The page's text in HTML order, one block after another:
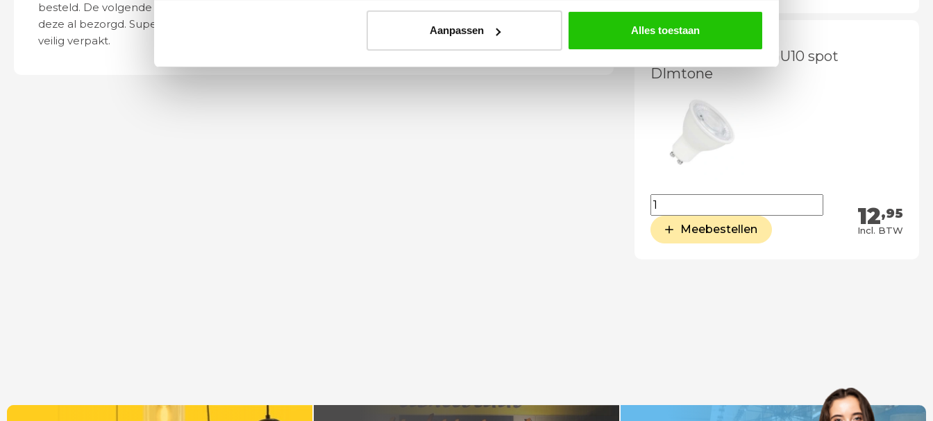
Aanpassen Alles toestaan
besteld. De volgende dag werd
deze al bezorgd. Super netjes en
veilig verpakt.
naar wens. Het artikel is zeer
kappen. Dit was zeer goed
verpakt geleverd. Wij bevelen dit
bedrijf zeker aan!
LED lamp 6 watt GU10 spot
DImtone
12,95
Incl. BTW
Meebestellen